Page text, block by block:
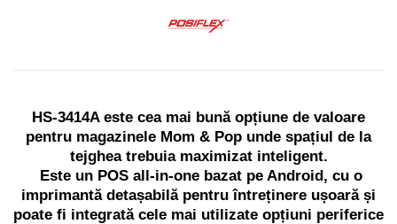
Sertari de bani
Cantare
Cantare comerciale
Cantare comerciale cu brat
Cantare comerciale cu eticheta
HS-3414A este cea mai bună opțiune de valoare
pentru magazinele Mom & Pop unde spațiul de la
tejghea trebuia maximizat inteligent.
Este un POS all-in-one bazat pe Android, cu o
imprimantă detașabilă pentru întreținere ușoară și
poate fi integrată cele mai utilizate opțiuni periferice